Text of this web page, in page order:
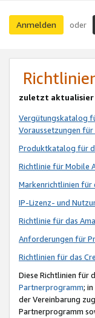
Anmelden oder
zuletzt
Vergütungskatalog
Voraussetzungen
Produktkatalog für
Richtlinie für Mobile
Markenrichtlinien für
IP-Lizenz- und
Richtlinie für das
Anforderungen für
Richtlinien für das
Diese Richtlinien für
Partnerprogramm;
der Vereinbarung
Partnerprogramm